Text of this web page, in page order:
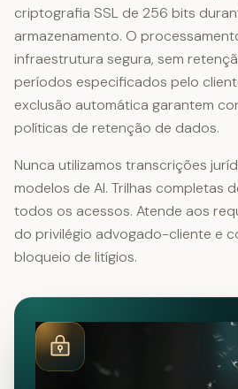
criptografia SSL de 256 bits
armazenamento. O
infraestrutura segura, sem
períodos especificados pelo
exclusão automática garantem
políticas de retenção de dados.
Nunca utilizamos transcrições
modelos de AI. Trilhas completas
todos os acessos. Atende aos
do privilégio advogado-cliente e
bloqueio de litígios.